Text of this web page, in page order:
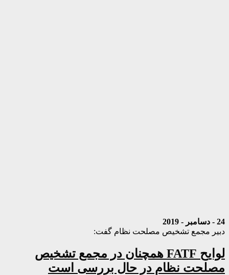
24 - دسامبر - 2019
دبیر مجمع تشخیص مصلحت نظام گفت:
لوایح FATF همچنان در مجمع تشخیص
مصلحت نظام در حال بررسی است